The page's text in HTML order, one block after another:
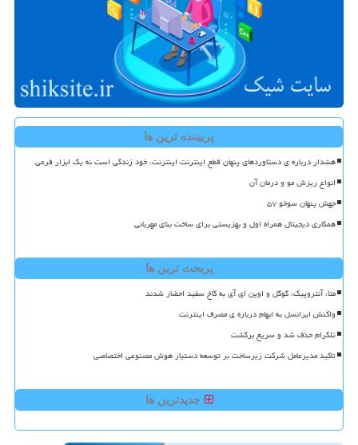
پربیننده ترین ها
هشدار درباره ی دستاوردهای پنهان قطع اینترنت اینترنت، خود زندگی است نه یک ابزار فرعی
انواع ریزش مو و درمان آن
جهش پنهان سوخو ۵۷
همکاری دیجیتال همراه اول و بهزیستی برای ساخت بنای مهربانی
پربحث ترین ها
متا، آنتروپیک، گوگل و اوپن ای آی به کاخ سفید احضار شدند
واکنش ایرانسل به ابهام درباره ی مصرف اینترنت
تلگرام حذف شد و سریع برگشت
تاکید مدیرعامل شرکت زیرساخت بر توسعه دستیار هوش مصنوعی اختصاصی
جدیدترین ها